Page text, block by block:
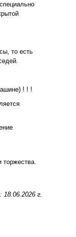
то есть
! ! !
торжества.
г.